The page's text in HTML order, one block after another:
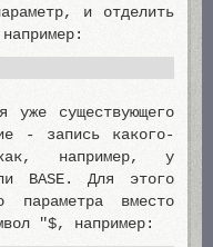
и отделить
уже существующего
- запись какого-
например, у
BASE. Для этого
параметра вместо
"$, например: